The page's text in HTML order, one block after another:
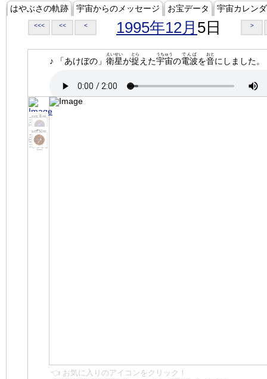
はやぶさの軌跡 宇宙からのメッセージ お宝データ 宇宙カレン
<<< << < 1995年12月 5日 >
♪ 「あけぼの」 衛星
えいせい
が捉
とら
えた宇宙
うちゅう
の電波
でんぱ
を音
おと
にしました。
👈 お気に入りのアイコンをクリック！